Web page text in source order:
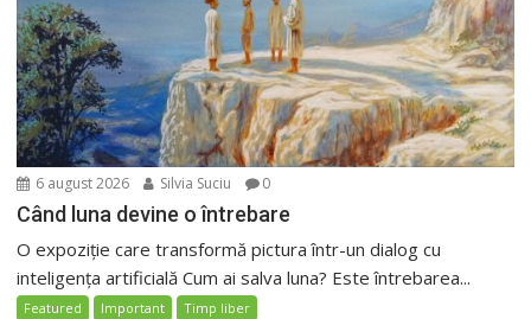
6 august 2026 Silvia Suciu 0
Când luna devine o întrebare
O expoziție care transformă pictura într-un dialog cu
inteligența artificială Cum ai salva luna? Este întrebarea...
Featured Important Timp liber